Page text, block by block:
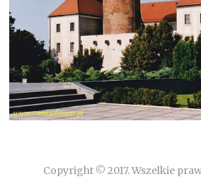
Copyright © 2017. Wszelkie